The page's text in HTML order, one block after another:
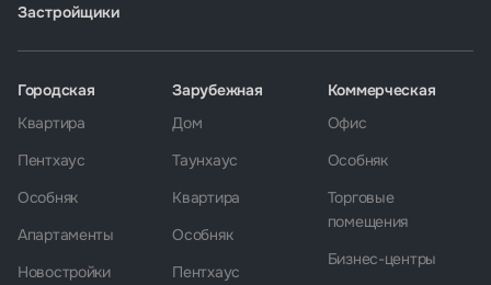
Застройщики
Городская
Квартира
Пентхаус
Особняк
Апартаменты
Новостройки
Зарубежная
Дом
Таунхаус
Квартира
Особняк
Пентхаус
Коммерческая
Офис
Особняк
Торговые
помещения
Бизнес-центры